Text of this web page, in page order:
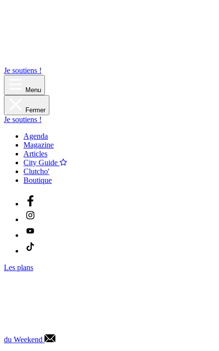
Je soutiens !
Menu
Fermer
Je soutiens !
Agenda
Magazine
Articles
City Guide
Clutcho'
Boutique
Les plans
du Weekend